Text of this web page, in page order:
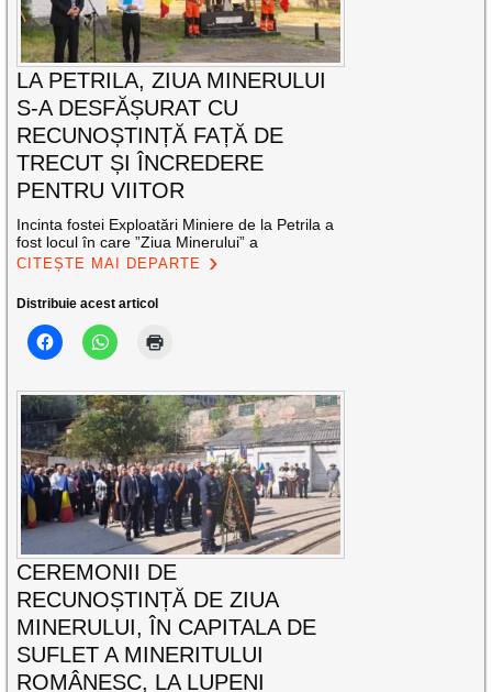
LA PETRILA, ZIUA MINERULUI
S-A DESFĂȘURAT CU
RECUNOȘTINȚĂ FAȚĂ DE
TRECUT ȘI ÎNCREDERE
PENTRU VIITOR
Incinta fostei Exploatări Miniere de la Petrila a
fost locul în care ”Ziua Minerului” a
CITEȘTE MAI DEPARTE
Distribuie acest articol
CEREMONII DE
RECUNOȘTINȚĂ DE ZIUA
MINERULUI, ÎN CAPITALA DE
SUFLET A MINERITULUI
ROMÂNESC, LA LUPENI